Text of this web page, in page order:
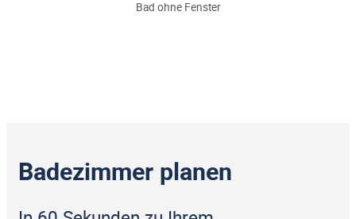
Bad ohne Fenster
Badezimmer planen